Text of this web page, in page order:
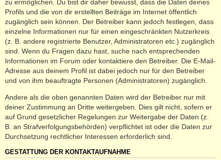
zu ermöglichen. Du bist dir daher bewusst, dass die Daten deines
Profils und die von dir erstellten Beiträge im Internet öffentlich
zugänglich sein können. Der Betreiber kann jedoch festlegen, dass
einzelne Informationen nur für einen eingeschränkten Nutzerkreis
(z. B. andere registrierte Benutzer, Administratoren etc.) zugänglich
sind. Wenn du Fragen dazu hast, suche nach entsprechenden
Informationen im Forum oder kontaktiere den Betreiber. Die E-Mail-
Adresse aus deinem Profil ist dabei jedoch nur für den Betreiber
und von ihm beauftragte Personen (Administratoren) zugänglich.
Andere als die oben genannten Daten wird der Betreiber nur mit
deiner Zustimmung an Dritte weitergeben. Dies gilt nicht, sofern er
auf Grund gesetzlicher Regelungen zur Weitergabe der Daten (z.
B. an Strafverfolgungsbehörden) verpflichtet ist oder die Daten zur
Durchsetzung rechtlicher Interessen erforderlich sind.
GESTATTUNG DER KONTAKTAUFNAHME